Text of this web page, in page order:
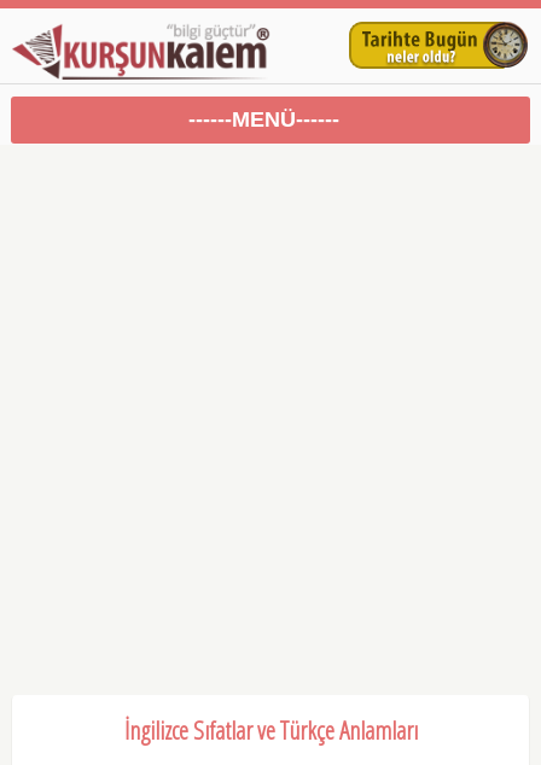
------MENÜ------
İngilizce Sıfatlar ve Türkçe Anlamları